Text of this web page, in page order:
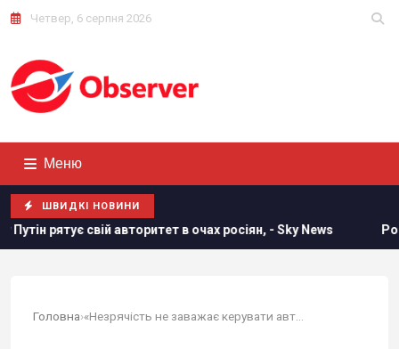
Четвер, 6 серпня 2026
Меню
ШВИДКІ НОВИНИ
свій авторитет в очах росіян, - Sky News
Головна›